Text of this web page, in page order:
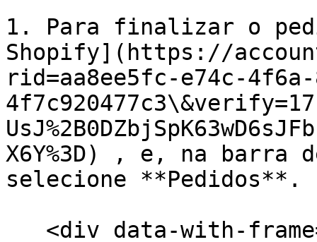
1. Para finalizar o
Shopify](https://
rid=aa8ee5fc-e74c-
X6Y%3D) , e, na barra
selecione **Pedidos**.